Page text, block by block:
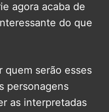
agora acaba de
do que
quem serão esses
personagens
as interpretadas